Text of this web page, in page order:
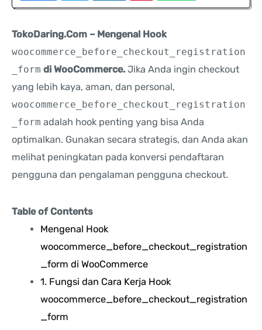
TokoDaring.Com – Mengenal Hook
woocommerce_before_checkout_registration
_form di WooCommerce. Jika Anda ingin checkout
yang lebih kaya, aman, dan personal,
woocommerce_before_checkout_registration
_form adalah hook penting yang bisa Anda
optimalkan. Gunakan secara strategis, dan Anda akan
melihat peningkatan pada konversi pendaftaran
pengguna dan pengalaman pengguna checkout.
Table of Contents
Mengenal Hook
woocommerce_before_checkout_registration
_form di WooCommerce
1. Fungsi dan Cara Kerja Hook
woocommerce_before_checkout_registration
_form